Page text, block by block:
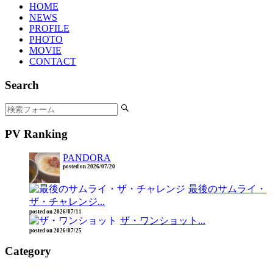
HOME
NEWS
PROFILE
PHOTO
MOVIE
CONTACT
Search
PV Ranking
PANDORA
posted on 2026/07/20
最後のサムライ・
ザ・チャレンジ...
posted on 2026/07/11
ザ・ワンショット...
posted on 2026/07/25
Category